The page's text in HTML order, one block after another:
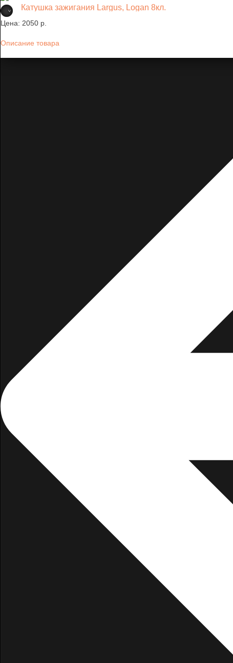
Катушка зажигания Largus, Logan 8кл.
Цена: 2050 p.
Описание товара